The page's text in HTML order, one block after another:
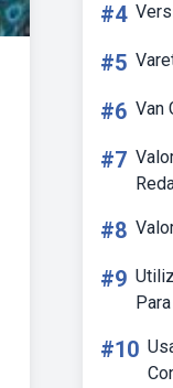
#4
#5
#6 Van
#7
#8
#9
#10